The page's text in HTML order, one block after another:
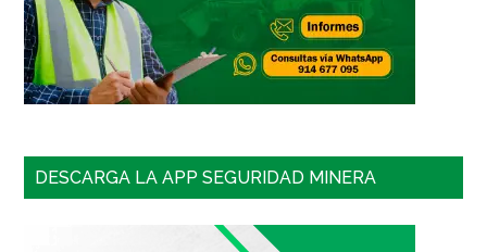
DESCARGA LA APP SEGURIDAD MINERA